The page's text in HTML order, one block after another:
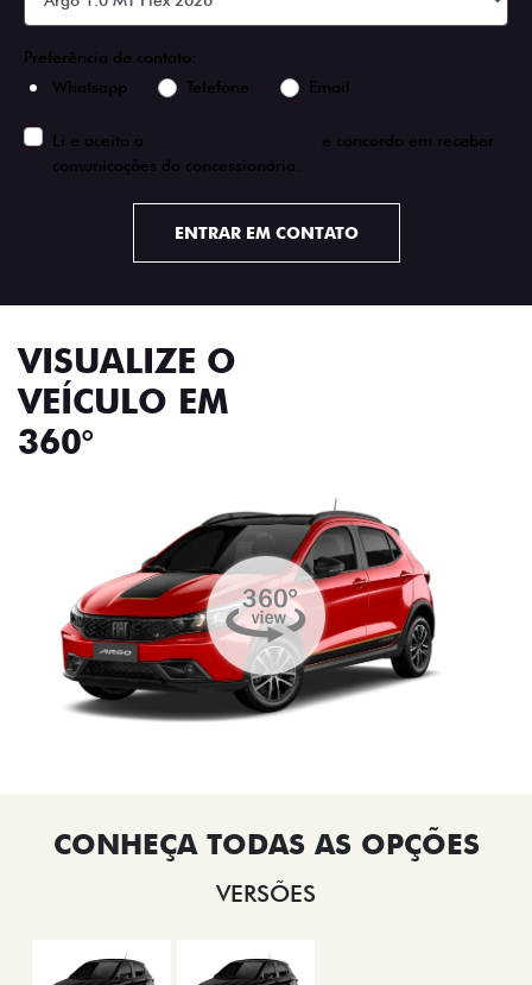
Preferência de contato:
Whatsapp
Telefone Email
Li e aceito a
e concordo em receber
comunicações da concessionária.
ENTRAR EM CONTATO
VISUALIZE O
VEÍCULO EM
360°
VERSÕES